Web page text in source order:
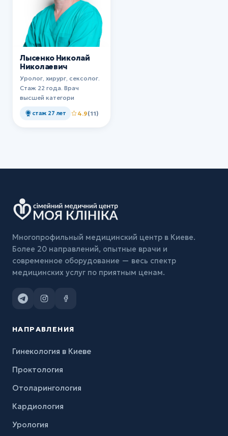
Лысенко Николай
Николаевич
Уролог, хирург, сексолог.
Стаж 22 года. Врач
высшей категори
стаж 27 лет 4.9(11)
Многопрофильный медицинский центр в Киеве.
Более 20 направлений, опытные врачи и
современное оборудование — весь спектр
медицинских услуг по приятным ценам.
НАПРАВЛЕНИЯ
Гинекология в Киеве
Проктология
Отоларингология
Кардиология
Урология